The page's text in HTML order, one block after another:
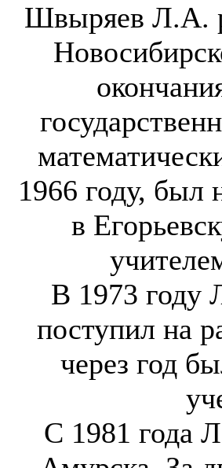
Швыряев Л.А.
1966 году, был
в
В 1973 году
поступил на
через год
С 1981 года